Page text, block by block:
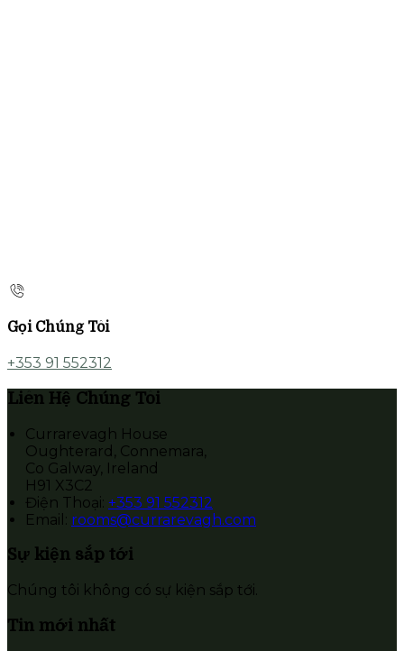
Gọi Chúng Tôi
+353 91 552312
Liên Hệ Chúng Tôi
Currarevagh House
Oughterard, Connemara,
Co Galway, Ireland
H91 X3C2
Điện Thoại: +353 91 552312
Email: rooms@currarevagh.com
Sự kiện sắp tới
Chúng tôi không có sự kiện sắp tới.
Tin mới nhất